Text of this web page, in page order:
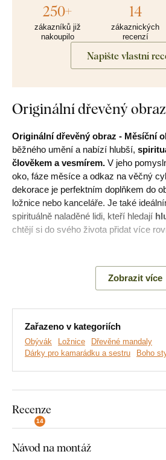
250+
zákazníků již
nakoupilo
14
zákaznických
recenzí
Napište vlastní
Originální dřevěný
Originální dřevěný obraz - Měsíční
běžného umění a nabízí hlubší,
člověkem a vesmírem. V jeho
oko, fáze měsíce a odkaz na věčný
dekorace je perfektním doplňkem do
ložnice nebo kanceláře. Je také
spirituálně naladěné lidi, kteří hledají
chtějí si do svého života přidat více
symbolem meditace, přičemž
Hlavní výhody
Skrytá symbolika dekorace
Ideální dárek pro ženu
Zobrazit více
Zařazeno v kategoriích
Obývák Ložnice
Dřevěné mandaly
Dárky pro kamarádku a sestru
Boho
Recenze
14
Návod na montáž